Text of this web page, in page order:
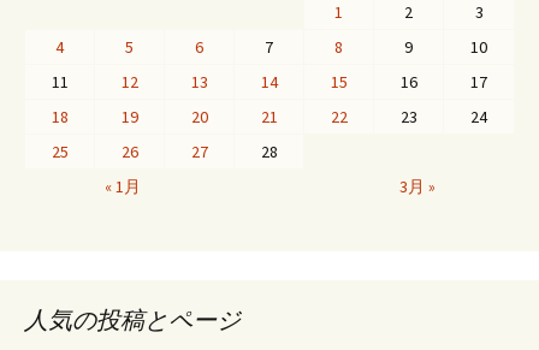
1
2
3
4
5 6 7 8 9
10
11
12 13 14 15 16
17
18
19 20 21 22 23
24
25
26 27
28
« 1月
3月 »
人気の投稿とページ